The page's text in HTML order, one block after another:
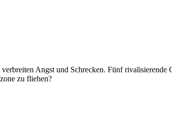
Angst und Schrecken. Fünf rivalisierende
zu fliehen?